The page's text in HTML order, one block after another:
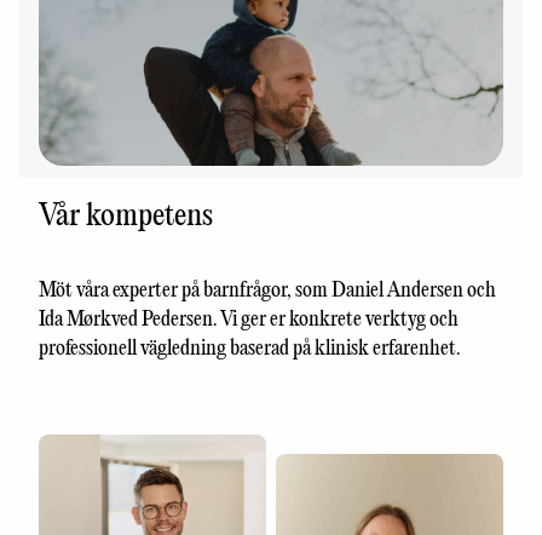
Vår kompetens
Möt våra experter på barnfrågor, som Daniel Andersen och
Ida Mørkved Pedersen. Vi ger er konkrete verktyg och
professionell vägledning baserad på klinisk erfarenhet.